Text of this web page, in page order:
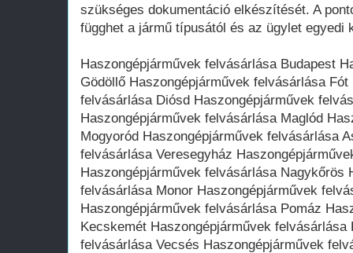
szükséges dokumentáció elkészítését. A
függhet a jármű típusától és az ügylet egyedi
Haszongépjárművek felvásárlása Budapest
Gödöllő Haszongépjárművek felvásárlása
felvásárlása Diósd Haszongépjárművek
Haszongépjárművek felvásárlása Maglód
Mogyoród Haszongépjárművek felvásárlása
felvásárlása Veresegyház
Haszongépjárművek felvásárlása Nagykőrös
felvásárlása Monor Haszongépjárművek
Haszongépjárművek felvásárlása Pomáz
Kecskemét Haszongépjárművek felvásárlása
felvásárlása Vecsés Haszongépjárművek